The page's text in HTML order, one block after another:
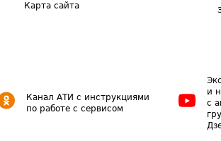
Карта сайта
Канал АТИ с инструкциями
по работе с сервисом
и
с